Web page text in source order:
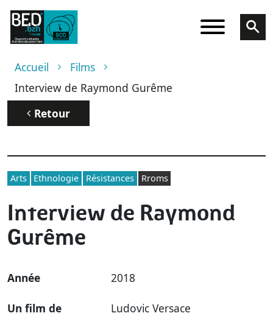
Aller au contenu principal
Fil d'Ariane
Accueil
Films
Interview de Raymond Gurême
Retour
Arts Ethnologie Résistances Rroms
Interview de Raymond
Gurême
Année 2018
Un film de Ludovic Versace